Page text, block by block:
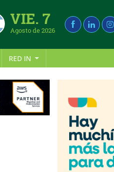
VIE. 7
Agosto de 2026
RED IN